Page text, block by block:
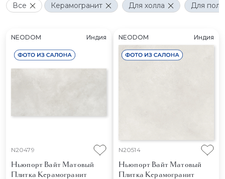
Все Керамогранит Для холла Для пола
NEODOM Индия
N20479
Ньюпорт Вайт Матовый
Плитка Керамогранит
NEODOM Индия
N20514
Ньюпорт Вайт Матовый
Плитка Керамогранит